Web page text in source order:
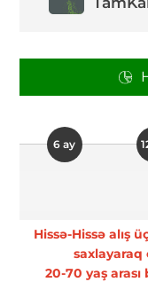
6 ay
Hissə-Hissə alış
20-70 yaş